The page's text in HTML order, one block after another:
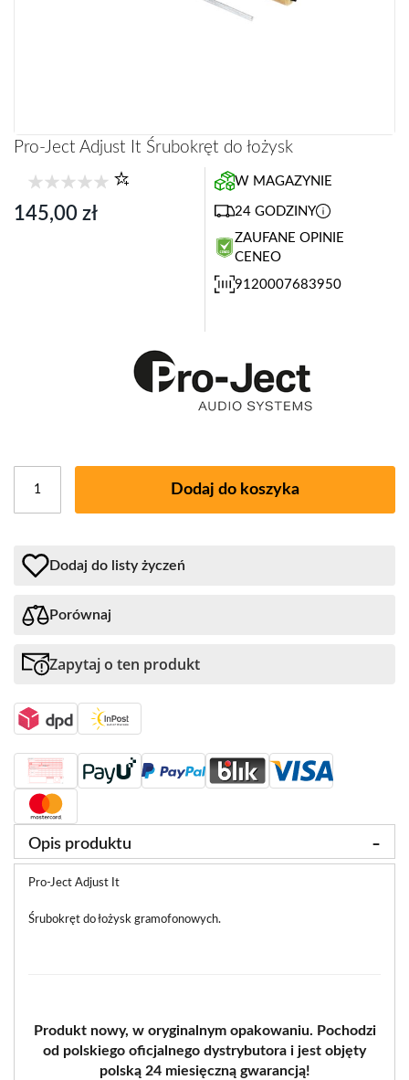
Przejdź
początek
Pro-Ject Adjust It Śrubokręt do łożysk
145,00 zł
W MAGAZYNIE
24 GODZINY
ZAUFANE OPINIE
CENEO
9120007683950
Dodaj do koszyka
Dodaj do listy życzeń
Porównaj
Zapytaj o ten produkt
Opis produktu
Pro-Ject Adjust It
Śrubokręt do łożysk gramofonowych.
Produkt nowy, w oryginalnym opakowaniu. Pochodzi
od polskiego oficjalnego dystrybutora i jest objęty
polską 24 miesięczną gwarancją!